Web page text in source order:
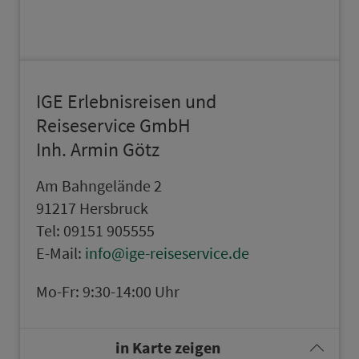
IGE Erlebnisreisen und
Reiseservice GmbH
Inh. Armin Götz
Am Bahngelände 2
91217 Hers­bruck
Tel: 09151 905555
E-Mail: info@ige-reiseservice.de
Mo-Fr: 9:30-14:00 Uhr
in Karte zeigen